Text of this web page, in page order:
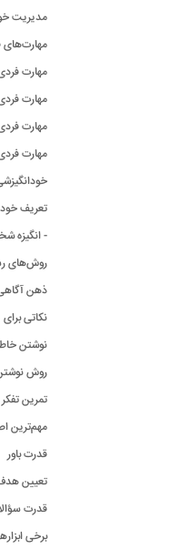
مدیریت
مهارت فردی۱ : بروز
مهارت فردی ۲: قاطعیت جایگزین پرخاش و
مهارت فردی ۳:
مهارت فردی ۴: برنامه‌ریزی برای نوع بیان در
تعریف
- انگیزه
‌روش‌های
ذهن
نکاتی
نوشتن
روش
تمرین
مهم‌ترین
قدرت باور
تعیین
قدرت
برخی